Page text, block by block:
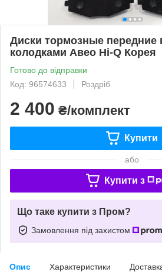
Диски тормозные передние
колодками Авео Hi-Q Корея
Готово до відправки
Код: 96574633
Роздріб
2 400 ₴/комплект
Купити
або
Купити з
Що таке купити з Пром?
Замовлення під захистом
Опис Характеристики